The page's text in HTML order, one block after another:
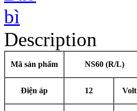
Description
Mã sản phẩm NS60 (R/L)
Điện áp 12 Volt